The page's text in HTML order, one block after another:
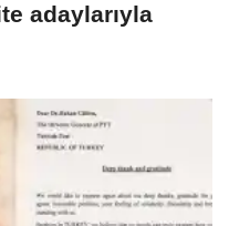
adaylarıyla